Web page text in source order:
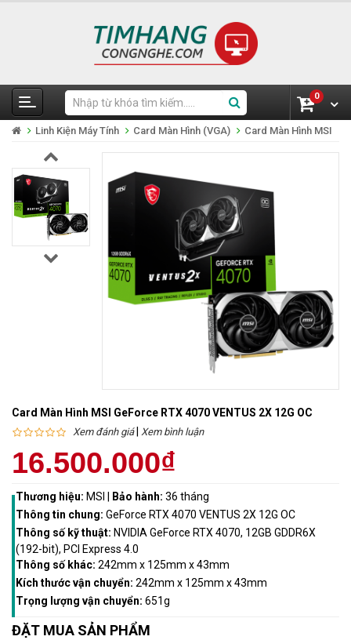
0
Linh Kiện Máy Tính Card Màn Hình (VGA) Card Màn Hình MSI
Card Màn Hình MSI GeForce RTX 4070 VENTUS 2X 12G OC
Xem đánh giá| Xem bình luận
16.500.000₫
Thương hiệu: MSI Bảo hành: 36 tháng
Thông tin chung: GeForce RTX 4070 VENTUS 2X 12G OC
Thông số kỹ thuật: NVIDIA GeForce RTX 4070, 12GB GDDR6X
(192-bit), PCI Express 4.0
Thông số khác: 242mm x 125mm x 43mm
Kích thước vận chuyển: 242mm x 125mm x 43mm
Trọng lượng vận chuyển: 651g
ĐẶT MUA SẢN PHẨM